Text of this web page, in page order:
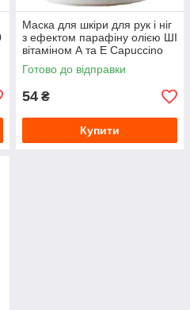
Маска для шкіри для рук і ніг
з ефектом парафіну олією ШІ
вітаміном А та Е Capuccino
відновлюючий догляд 30 мл
Готово до відправки
54 ₴
Купити